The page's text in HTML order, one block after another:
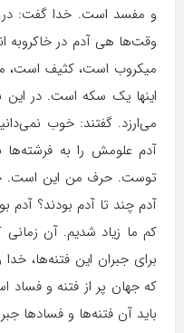
و مفسد است. خدا گفت:
وقت‌ها هی آدم در خاکروبه
میکروب است، کثیف است،
اینها یک سکه است. در
می‌ارزد. گفتند: خوب
آدم علومش را به
توست. حرف من این است.
آدم چند تا آدم بودند؟ آدم
کم ما زیاد شدیم. آن
برای جبران این فتنه‌ها،
که جهان پر از فتنه و فساد
باید آن فتنه‌‌ها و فسادها